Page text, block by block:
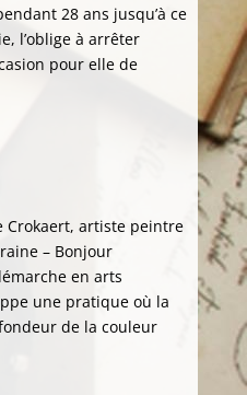
28 ans jusqu’à ce
l’oblige à arrêter
pour elle de
Crokaert, artiste peintre
– Bonjour
en arts
une pratique où la
de la couleur